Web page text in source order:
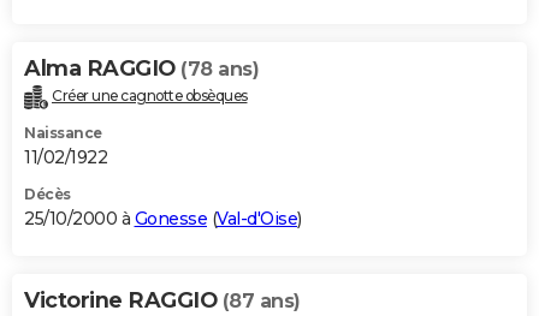
Alma RAGGIO (78 ans)
Créer une cagnotte obsèques
Naissance
11/02/1922
Décès
25/10/2000 à Gonesse (Val-d'Oise)
Victorine RAGGIO (87 ans)